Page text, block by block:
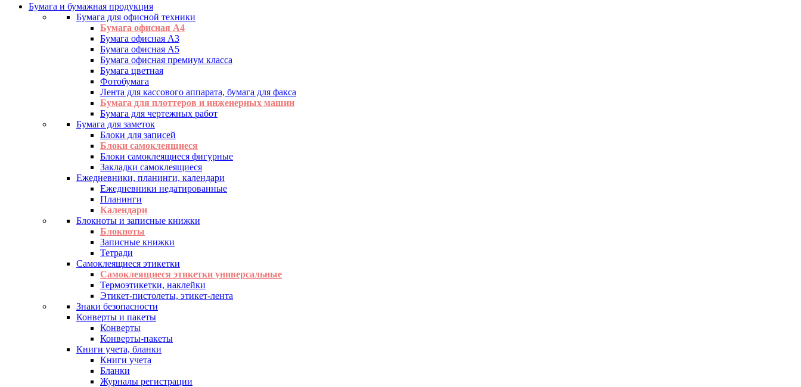
Бумага и бумажная продукция
Бумага для офисной техники
Бумага офисная А4
Бумага офисная А3
Бумага офисная А5
Бумага офисная премиум класса
Бумага цветная
Фотобумага
Лента для кассового аппарата, бумага для факса
Бумага для плоттеров и инженерных машин
Бумага для чертежных работ
Бумага для заметок
Блоки для записей
Блоки самоклеящиеся
Блоки самоклеящиеся фигурные
Закладки самоклеящиеся
Ежедневники, планинги, календари
Ежедневники недатированные
Планинги
Календари
Блокноты и записные книжки
Блокноты
Записные книжки
Тетради
Самоклеящиеся этикетки
Самоклеящиеся этикетки универсальные
Термоэтикетки, наклейки
Этикет-пистолеты, этикет-лента
Знаки безопасности
Конверты и пакеты
Конверты
Конверты-пакеты
Книги учета, бланки
Книги учета
Бланки
Журналы регистрации